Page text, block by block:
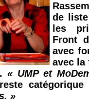
de
les
Front
avec
avec la
« UMP et
»